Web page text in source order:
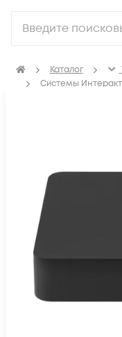
Каталог
Системы